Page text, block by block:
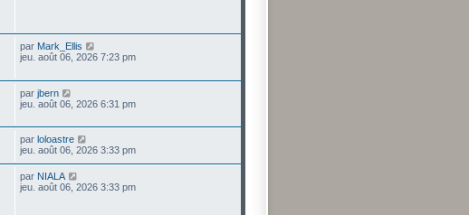
par Mark_Ellis
jeu. août 06, 2026 7:23 pm
par jbern
jeu. août 06, 2026 6:31 pm
par loloastre
jeu. août 06, 2026 3:33 pm
par NIALA
jeu. août 06, 2026 3:33 pm